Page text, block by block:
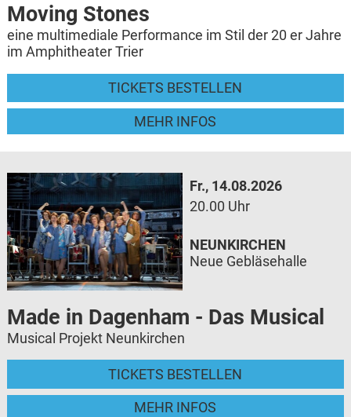
Moving Stones
eine multimediale Performance im Stil der 20 er Jahre
im Amphitheater Trier
TICKETS BESTELLEN
MEHR INFOS
Fr., 14.08.2026
20.00 Uhr
Made in Dagenham - Das Musical
Musical Projekt Neunkirchen
TICKETS BESTELLEN
MEHR INFOS
NEUNKIRCHEN
Neue Gebläsehalle